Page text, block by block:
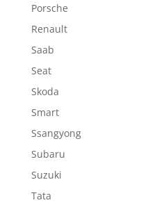
Porsche
Renault
Saab
Seat
Skoda
Smart
Ssangyong
Subaru
Suzuki
Tata